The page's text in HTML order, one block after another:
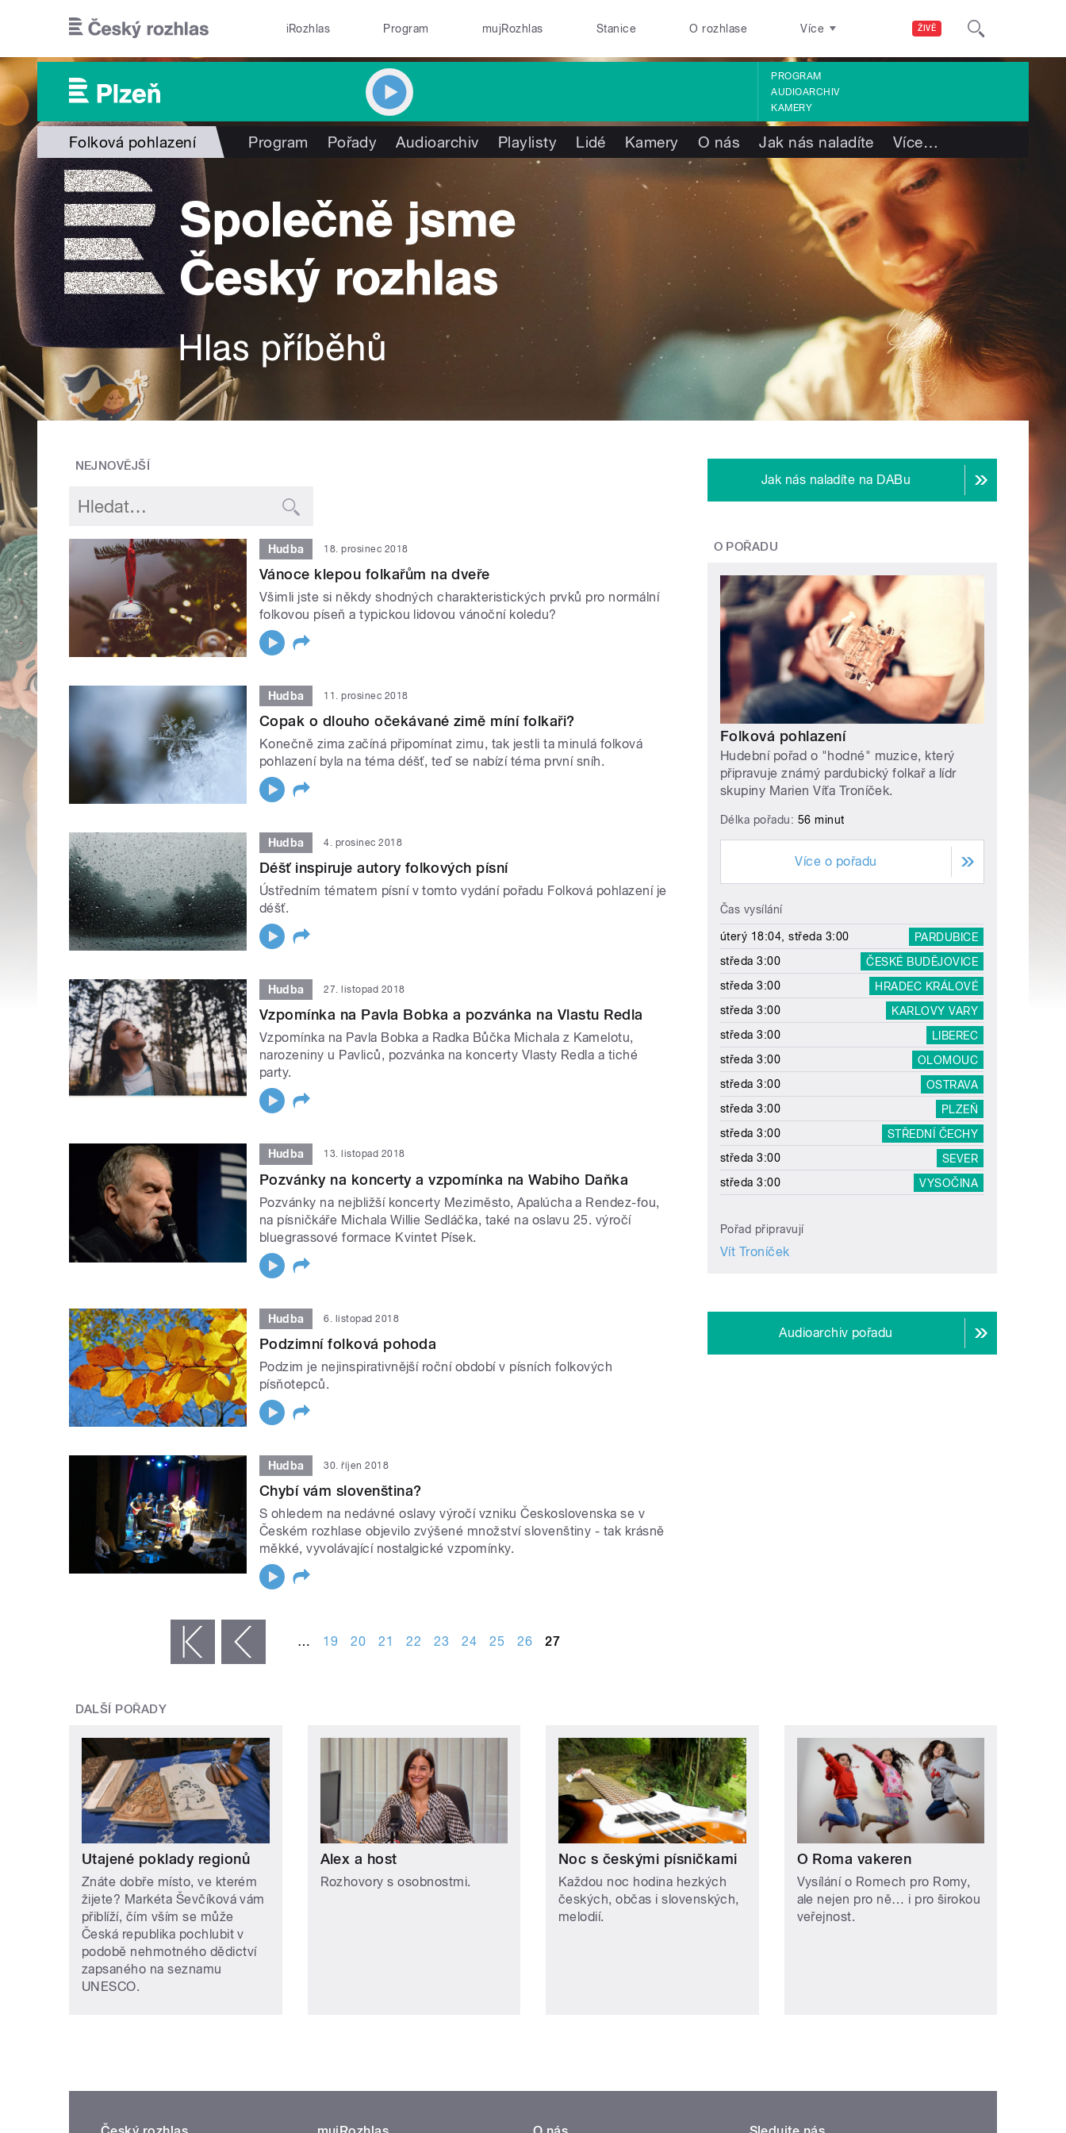
ŽIVĚ
iRozhlas Program mujRozhlas Stanice O rozhlase Více
PROGRAM
AUDIOARCHIV
KAMERY
Folková pohlazení Program Pořady Audioarchiv Playlisty Lidé Kamery O nás Jak nás naladíte Více…
NEJNOVĚJŠÍ
Hudba 18. prosinec 2018
Vánoce klepou folkařům na dveře
Všimli jste si někdy shodných charakteristických prvků pro normální
folkovou píseň a typickou lidovou vánoční koledu?
Hudba 11. prosinec 2018
Copak o dlouho očekávané zimě míní folkaři?
Konečně zima začíná připomínat zimu, tak jestli ta minulá folková
pohlazení byla na téma déšť, teď se nabízí téma první sníh.
Hudba 4. prosinec 2018
Déšť inspiruje autory folkových písní
Ústředním tématem písní v tomto vydání pořadu Folková pohlazení je
déšť.
Hudba 27. listopad 2018
Vzpomínka na Pavla Bobka a pozvánka na Vlastu Redla
Vzpomínka na Pavla Bobka a Radka Bůčka Michala z Kamelotu,
narozeniny u Pavliců, pozvánka na koncerty Vlasty Redla a tiché
party.
Hudba 13. listopad 2018
Pozvánky na koncerty a vzpomínka na Wabiho Daňka
Pozvánky na nejbližší koncerty Meziměsto, Apalúcha a Rendez-fou,
na písničkáře Michala Willie Sedláčka, také na oslavu 25. výročí
bluegrassové formace Kvintet Písek.
Hudba 6. listopad 2018
Podzimní folková pohoda
Podzim je nejinspirativnější roční období v písních folkových
písňotepců.
Hudba 30. říjen 2018
Chybí vám slovenština?
S ohledem na nedávné oslavy výročí vzniku Československa se v
Českém rozhlase objevilo zvýšené množství slovenštiny - tak krásně
měkké, vyvolávající nostalgické vzpomínky.
‹ předchozí … 19 20 21 22 23 24 25 26 27
Jak nás naladíte na DABu
O POŘADU
Folková pohlazení
Hudební pořad o "hodné" muzice, který
připravuje známý pardubický folkař a lídr
skupiny Marien Víťa Troníček.
Délka pořadu: 56 minut
Více o pořadu
Čas vysílání
úterý 18:04, středa 3:00
PARDUBICE
středa 3:00
ČESKÉ BUDĚJOVICE
středa 3:00
HRADEC KRÁLOVÉ
středa 3:00
KARLOVY VARY
středa 3:00
LIBEREC
středa 3:00
OLOMOUC
středa 3:00
OSTRAVA
středa 3:00
PLZEŇ
středa 3:00
STŘEDNÍ ČECHY
středa 3:00
SEVER
středa 3:00
VYSOČINA
Pořad připravují
Vít Troníček
Audioarchiv pořadu
DALŠÍ POŘADY
Utajené poklady regionů
Znáte dobře místo, ve kterém
žijete? Markéta Ševčíková vám
přiblíží, čím vším se může
Česká republika pochlubit v
podobě nehmotného dědictví
zapsaného na seznamu
UNESCO.
Alex a host
Rozhovory s osobnostmi.
Noc s českými písničkami
Každou noc hodina hezkých
českých, občas i slovenských,
melodií.
O Roma vakeren
Vysílání o Romech pro Romy,
ale nejen pro ně… i pro širokou
veřejnost.